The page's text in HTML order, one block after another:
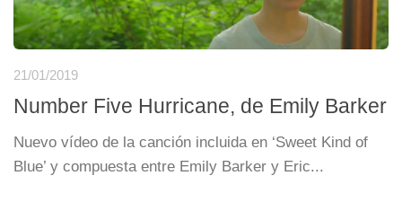
21/01/2019
Number Five Hurricane, de Emily Barker
Nuevo vídeo de la canción incluida en ‘Sweet Kind of
Blue’ y compuesta entre Emily Barker y Eric...